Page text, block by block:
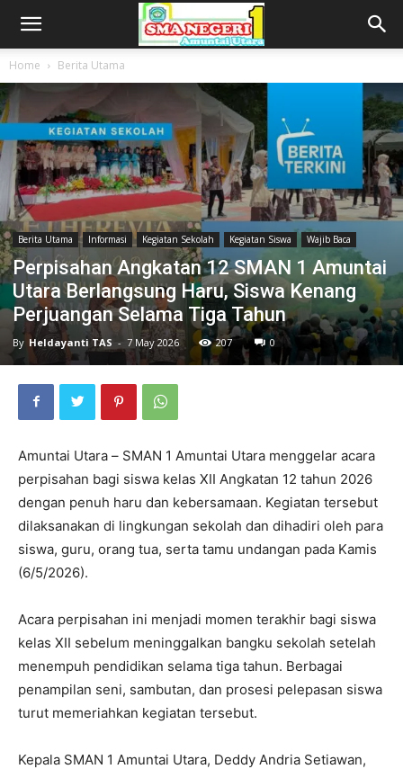
Home Berita Utama
Berita Utama Informasi Kegiatan Sekolah Kegiatan Siswa Wajib Baca
Perpisahan Angkatan 12 SMAN 1 Amuntai
Utara Berlangsung Haru, Siswa Kenang
Perjuangan Selama Tiga Tahun
By Heldayanti TAS - 7 May 2026 207 0
Amuntai Utara – SMAN 1 Amuntai Utara menggelar acara
perpisahan bagi siswa kelas XII Angkatan 12 tahun 2026
dengan penuh haru dan kebersamaan. Kegiatan tersebut
dilaksanakan di lingkungan sekolah dan dihadiri oleh para
siswa, guru, orang tua, serta tamu undangan pada Kamis
(6/5/2026).
Acara perpisahan ini menjadi momen terakhir bagi siswa
kelas XII sebelum meninggalkan bangku sekolah setelah
menempuh pendidikan selama tiga tahun. Berbagai
penampilan seni, sambutan, dan prosesi pelepasan siswa
turut memeriahkan kegiatan tersebut.
Kepala SMAN 1 Amuntai Utara, Deddy Andria Setiawan,